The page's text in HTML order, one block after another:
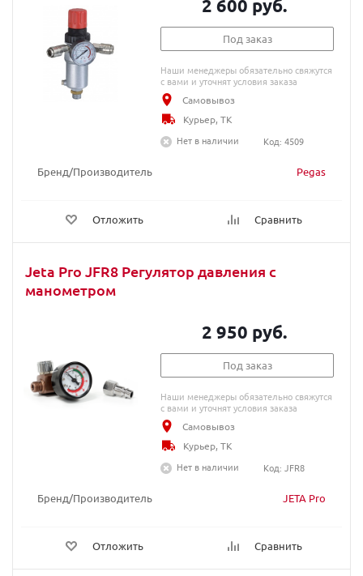
Бренд/Производитель Pegas
Отложить Сравнить
2 600 руб.
Под заказ
Наши менеджеры обязательно свяжутся
с вами и уточнят условия заказа
Самовывоз
Курьер, ТК
Нет в наличии
Код: 4509
Jeta Pro JFR8 Регулятор давления с
манометром
Бренд/Производитель JETA Pro
Отложить Сравнить
2 950 руб.
Под заказ
Наши менеджеры обязательно свяжутся
с вами и уточнят условия заказа
Самовывоз
Курьер, ТК
Нет в наличии
Код: JFR8